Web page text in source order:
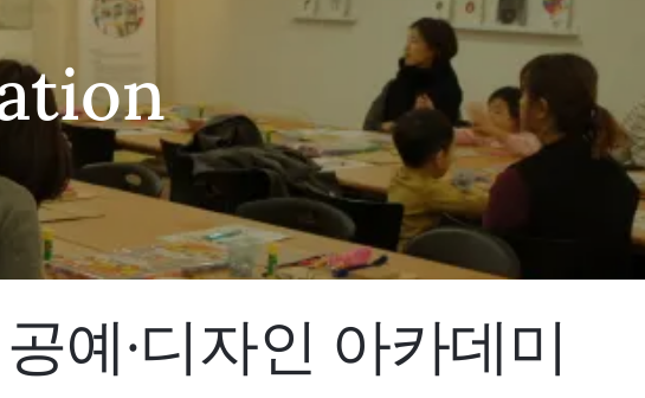
예·디자인 아카데미